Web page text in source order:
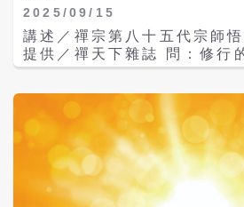
即佛，佛即眾生」的意思。
行真正的正法，並且真修實
佛。所以我們要選擇真正能
不受輪迴，而回到佛國」的
的佛法是無為法，是實相無
的。可是今天大部分的法門
界的有相修行。比方像誦經
是用腦背經，這就是有相的
禪定，是誰在禪定？為了什
裡枯坐呢？還是用什麼方法
住了自己的靈光（我們的靈
光體），才會一直生生世世
不已。所以人生的目的，就
真傳的無上印心佛法、印心
死輪迴的因緣，最終回到佛國、
如果不修行正法，不能一世
輪迴，沒有止境，直到有一
悟，精進修行，才能回家──
國淨土。 所以生命的意義，就是讓自己的靈性
能夠大放光明，榮耀地歸於
2025/09/15
講述／禪宗第八十五代宗師悟覺
提供／禪天下雜誌 問：修行的目的是為了成
佛；為什麼成佛一定要經過
人，才可以成佛？因為只有
師的正法，其他眾生聽不懂
佛的法相是最圓滿的，而人
的，其他眾生的相貌都不好
相貌最圓滿的人，才有資格
修行而成佛。 其實我們的身體，就像平日所騎